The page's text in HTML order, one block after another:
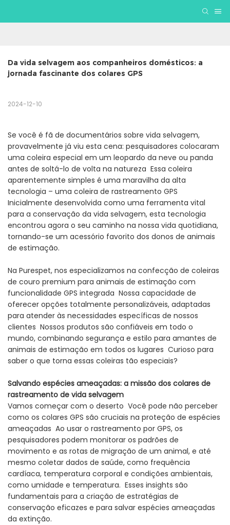
Da vida selvagem aos companheiros domésticos: a
jornada fascinante dos colares GPS
2024-12-10
Se você é fã de documentários sobre vida selvagem,
provavelmente já viu esta cena: pesquisadores colocaram
uma coleira especial em um leopardo da neve ou panda
antes de soltá-lo de volta na natureza Essa coleira
aparentemente simples é uma maravilha da alta
tecnologia – uma coleira de rastreamento GPS
Inicialmente desenvolvida como uma ferramenta vital
para a conservação da vida selvagem, esta tecnologia
encontrou agora o seu caminho na nossa vida quotidiana,
tornando-se um acessório favorito dos donos de animais
de estimação.
Na Purespet, nos especializamos na confecção de coleiras
de couro premium para animais de estimação com
funcionalidade GPS integrada Nossa capacidade de
oferecer opções totalmente personalizáveis, adaptadas
para atender às necessidades específicas de nossos
clientes Nossos produtos são confiáveis ​​em todo o
mundo, combinando segurança e estilo para amantes de
animais de estimação em todos os lugares Curioso para
saber o que torna essas coleiras tão especiais?
Salvando espécies ameaçadas: a missão dos colares de
rastreamento de vida selvagem
Vamos começar com o deserto Você pode não perceber
como os colares GPS são cruciais na proteção de espécies
ameaçadas Ao usar o rastreamento por GPS, os
pesquisadores podem monitorar os padrões de
movimento e as rotas de migração de um animal, e até
mesmo coletar dados de saúde, como frequência
cardíaca, temperatura corporal e condições ambientais,
como umidade e temperatura. Esses insights são
fundamentais para a criação de estratégias de
conservação eficazes e para salvar espécies ameaçadas
da extinção.